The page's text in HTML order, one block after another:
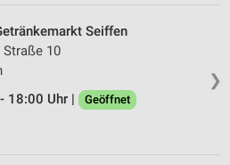
❯
Seiffen
Straße 10
18:00 Uhr |
Geöffnet
von Inhalten
Statistiken oder
aus verschiedenen